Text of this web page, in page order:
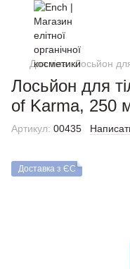
Для тіла Лосьйон
Лосьйон для
of Karma, 250
Артикул: 00435
Доставка з ЄС